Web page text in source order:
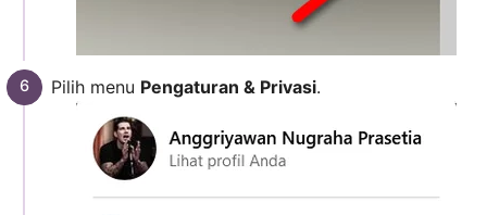
Pilih menu Pengaturan & Privasi.